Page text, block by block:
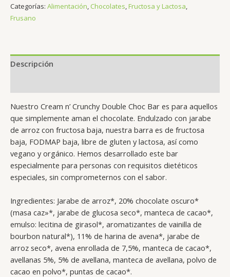
Categorías: Alimentación, Chocolates,Fructosa y Lactosa,
Frusano
Descripción
Nuestro Cream n’ Crunchy Double Choc Bar es para aquellos
que simplemente aman el chocolate. Endulzado con jarabe
de arroz con fructosa baja, nuestra barra es de fructosa
baja, FODMAP baja, libre de gluten y lactosa, así como
vegano y orgánico. Hemos desarrollado este bar
especialmente para personas con requisitos dietéticos
especiales, sin comprometernos con el sabor.
Ingredientes: Jarabe de arroz*, 20% chocolate oscuro*
(masa caz»*, jarabe de glucosa seco*, manteca de cacao*,
emulso: lecitina de girasol*, aromatizantes de vainilla de
bourbon natural*), 11% de harina de avena*, jarabe de
arroz seco*, avena enrollada de 7,5%, manteca de cacao*,
avellanas 5%, 5% de avellana, manteca de avellana, polvo de
cacao en polvo*, puntas de cacao*.